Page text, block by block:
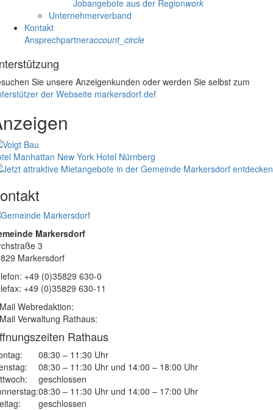
Jobangebote aus der Regionwork
Unternehmerverband
Kontakt
Ansprechpartneraccount_circle
Sie unsere Anzeigenkunden oder werden Sie selbst zum
der Webseite markersdorf.de!
Manhattan New York Hotel Nürnberg
Markersdorf
3
Markersdorf
+49 (0)35829 630-0
+49 (0)35829 630-11
Webredaktion:
Verwaltung Rathaus:
Rathaus
08:30 – 11:30 Uhr
08:30 – 11:30 Uhr und 14:00 – 18:00 Uhr
geschlossen
08:30 – 11:30 Uhr und 14:00 – 17:00 Uhr
geschlossen